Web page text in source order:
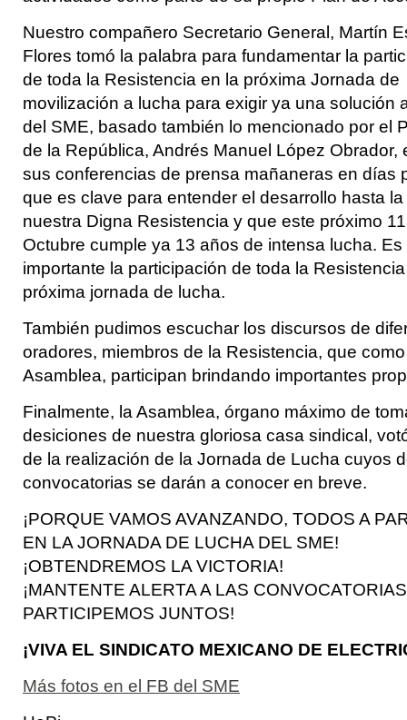
Nuestro compañero Secretario General, Martín
Flores tomó la palabra para fundamentar la
de toda la Resistencia en la próxima Jornada de
movilización a lucha para exigir ya una solución
del SME, basado también lo mencionado por el
de la República, Andrés Manuel López Obrador,
sus conferencias de prensa mañaneras en días
que es clave para entender el desarrollo hasta
nuestra Digna Resistencia y que este próximo
Octubre cumple ya 13 años de intensa lucha. Es
importante la participación de toda la
próxima jornada de lucha.
También pudimos escuchar los discursos de
oradores, miembros de la Resistencia, que
Asamblea, participan brindando importantes
Finalmente, la Asamblea, órgano máximo de
desiciones de nuestra gloriosa casa sindical,
de la realización de la Jornada de Lucha cuyos
convocatorias se darán a conocer en breve.
¡PORQUE VAMOS AVANZANDO, TODOS A
EN LA JORNADA DE LUCHA DEL SME!
¡OBTENDREMOS LA VICTORIA!
¡MANTENTE ALERTA A LAS
PARTICIPEMOS JUNTOS!
¡VIVA EL SINDICATO MEXICANO DE
Más fotos en el FB del SME